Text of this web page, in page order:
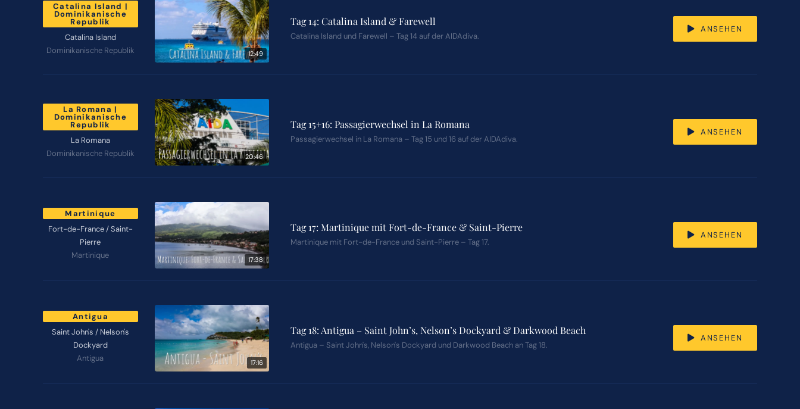
Catalina Island |
Dominikanische
Republik
Catalina Island
Dominikanische Republik
12:49
Tag 14: Catalina Island & Farewell
Catalina Island und Farewell – Tag 14 auf der AIDAdiva.
ANSEHEN
La Romana |
Dominikanische
Republik
La Romana
Dominikanische Republik
20:46
Tag 15+16: Passagierwechsel in La Romana
Passagierwechsel in La Romana – Tag 15 und 16 auf der AIDAdiva.
ANSEHEN
Martinique
Fort-de-France / Saint-
Pierre
Martinique
17:38
Tag 17: Martinique mit Fort-de-France & Saint-Pierre
Martinique mit Fort-de-France und Saint-Pierre – Tag 17.
ANSEHEN
Antigua
Saint John's / Nelson's
Dockyard
Antigua
17:16
Tag 18: Antigua – Saint John’s, Nelson’s Dockyard & Darkwood Beach
Antigua – Saint John's, Nelson's Dockyard und Darkwood Beach an Tag 18.
ANSEHEN